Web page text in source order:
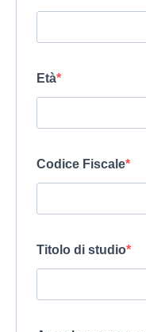
Età
Codice Fiscale
Titolo di studio